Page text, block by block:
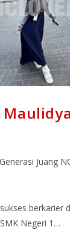
Generasi Juang
berkarier
Negeri 1…